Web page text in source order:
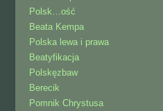
Polsk…ość
Beata Kempa
Polska lewa i prawa
Beatyfikacja
Polskęzbaw
Berecik
Pomnik Chrystusa